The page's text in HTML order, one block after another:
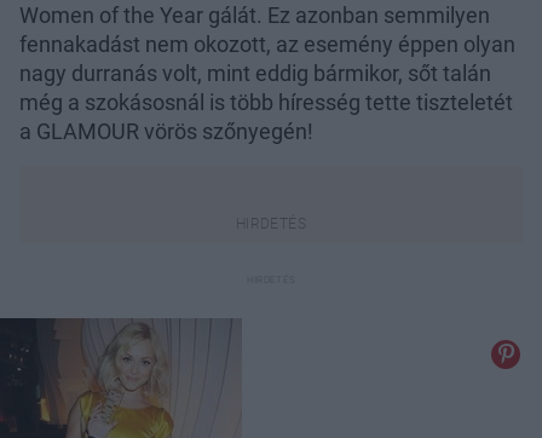
Women of the Year gálát. Ez azonban semmilyen
fennakadást nem okozott, az esemény éppen olyan
nagy durranás volt, mint eddig bármikor, sőt talán
még a szokásosnál is több híresség tette tiszteletét
a GLAMOUR vörös szőnyegén!